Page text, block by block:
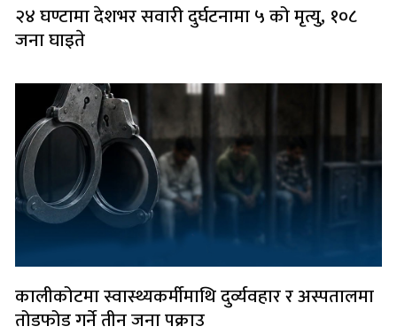
२४ घण्टामा देशभर सवारी दुर्घटनामा ५ को मृत्यु, १०८
जना घाइते
कालीकोटमा स्वास्थ्यकर्मीमाथि दुर्व्यवहार र अस्पतालमा
तोडफोड गर्ने तीन जना पक्राउ